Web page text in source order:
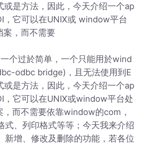
或是方法，因此，今天介绍一个ap
，它可以在UNIX或 window平台
，而不需要
个过於简单，一个只能用於wind
odbc bridge)，且无法使用到E
或是方法，因此，今天介绍一个ap
，它可以在UNIX或window平台处
而不需要依靠window的com，
式、列印格式等等；今天我来介绍
新增、修改及删除的功能，若各位